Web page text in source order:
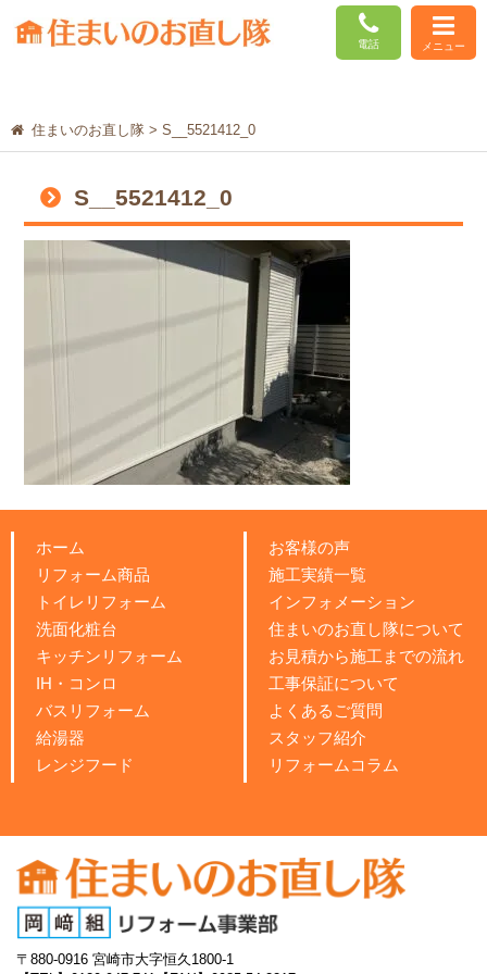
電話 メニュー
住まいのお直し隊> S__5521412_0
S__5521412_0
ホーム
リフォーム商品
トイレリフォーム
洗面化粧台
キッチンリフォーム
IH・コンロ
バスリフォーム
給湯器
レンジフード
お客様の声
施工実績一覧
インフォメーション
住まいのお直し隊について
お見積から施工までの流れ
工事保証について
よくあるご質問
スタッフ紹介
リフォームコラム
〒880-0916 宮崎市大字恒久1800-1